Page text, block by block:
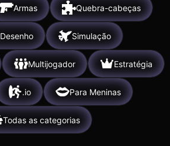
Armas Quebra-cabeças
Desenho Simulação
Multijogador Estratégia
.io Para Meninas
Todas as categorias